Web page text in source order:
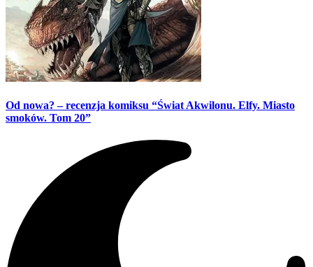
Od nowa? – recenzja komiksu “Świat Akwilonu. Elfy. Miasto
smoków. Tom 20”